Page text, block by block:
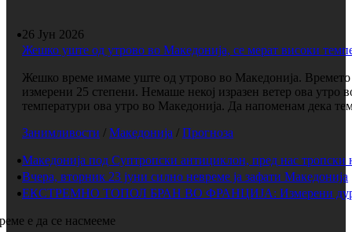
26 Јун 2026
Жешко уште од утрово во Македонија, се мерат високи
Жешко време имаме уште од утрово во Македонија. Времето
измерени 25 степени. Немаше некој изразен ветер ова
температури ова утро во Македонија. Да напоменам дека
Занимливости / Македонија / Прогноза
Македонија под Суптропски антициклон, пред нас тропски
Вчера, вторник 23 јуни силно невреме ја зафати Македонија
ЕКСТРЕМНО ТОПОЛ БРАН ВО ФРАНЦИЈА: Измерени дури
е да се насмееме